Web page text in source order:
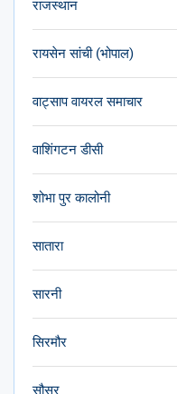
राजस्थान
रायसेन सांची (भोपाल)
वाट्साप वायरल समाचार
वाशिंगटन डीसी
शोभा पुर कालोनी
सातारा
सारनी
सिरमौर
सौसर